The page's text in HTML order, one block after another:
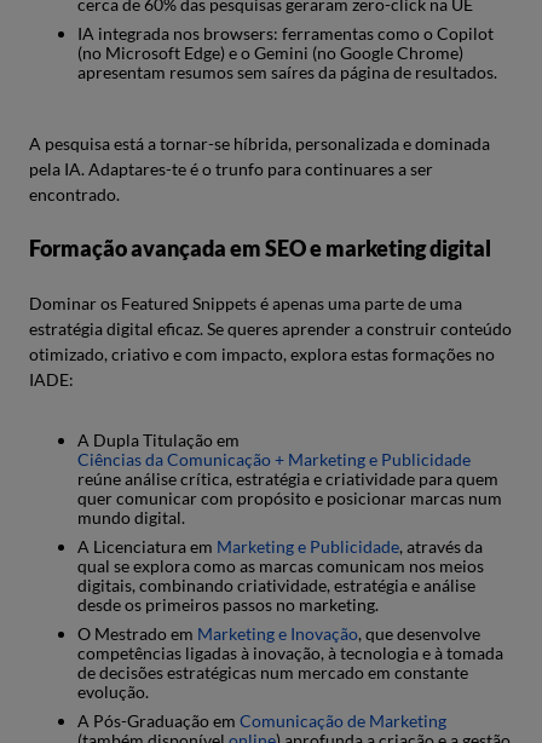
cerca de 60% das pesquisas geraram zero-click na UE
IA integrada nos browsers: ferramentas como o Copilot
(no Microsoft Edge) e o Gemini (no Google Chrome)
apresentam resumos sem saíres da página de resultados.
A pesquisa está a tornar-se híbrida, personalizada e dominada
pela IA. Adaptares-te é o trunfo para continuares a ser
encontrado.
Formação avançada em SEO e marketing digital
Dominar os Featured Snippets é apenas uma parte de uma
estratégia digital eficaz. Se queres aprender a construir conteúdo
otimizado, criativo e com impacto, explora estas formações no
IADE:
A Dupla Titulação em
Ciências da Comunicação + Marketing e Publicidade
reúne análise crítica, estratégia e criatividade para quem
quer comunicar com propósito e posicionar marcas num
mundo digital.
A Licenciatura em Marketing e Publicidade, através da
qual se explora como as marcas comunicam nos meios
digitais, combinando criatividade, estratégia e análise
desde os primeiros passos no marketing.
O Mestrado em Marketing e Inovação, que desenvolve
competências ligadas à inovação, à tecnologia e à tomada
de decisões estratégicas num mercado em constante
evolução.
A Pós-Graduação em Comunicação de Marketing